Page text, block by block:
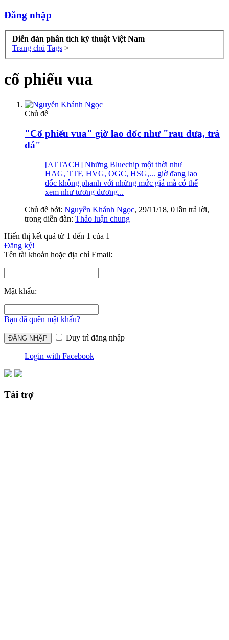
Đăng nhập
Diễn đàn phân tích kỹ thuật Việt Nam
Trang chủ Tags >
cổ phiếu vua
Chủ đề
"Cổ phiếu vua" giờ lao dốc như "rau dưa, trà
đá"
[ATTACH] Những Bluechip một thời như
HAG, TTF, HVG, OGC, HSG,... giờ đang lao
dốc không phanh với những mức giá mà có thể
xem như tương đương...
Chủ đề bởi: Nguyễn Khánh Ngọc, 29/11/18, 0 lần trả lời,
trong diễn đàn: Thảo luận chung
Hiển thị kết quả từ 1 đến 1 của 1
Đăng ký!
Tên tài khoản hoặc địa chỉ Email:
Mật khẩu:
Bạn đã quên mật khẩu?
Duy trì đăng nhập
Login with Facebook
Tài trợ